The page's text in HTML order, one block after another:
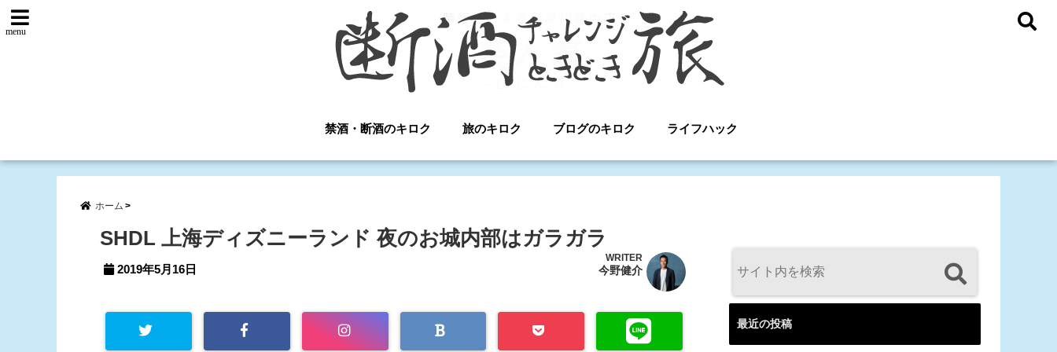
menu
禁酒・断酒のキロク 旅のキロク ブログのキロク ライフハック
ホーム
SHDL 上海ディズニーランド 夜のお城内部はガラガラ
2019年5月16日
WRITER
今野健介
最近の投稿